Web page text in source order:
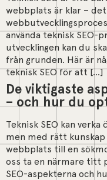
webbplats är klar –
använda teknisk SEO-
utvecklingen kan du
från grunden. Här är
teknisk SEO för att […]
De viktigaste
– och hur du
Teknisk SEO kan
men med rätt
webbplats till en
oss ta en närmare titt
SEO-aspekterna och